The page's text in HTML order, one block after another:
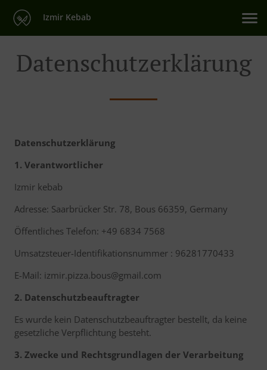
Izmir Kebab
Datenschutzerklärung
Datenschutzerklärung
1. Verantwortlicher
Izmir kebab
Adresse: Saarbrücker Str. 78, Bous 66359, Germany
Öffentliches Telefon: +49 6834 7568
Umsatzsteuer-Identifikationsnummer : 96281770433
E-Mail: izmir.pizza.bous@gmail.com
2. Datenschutzbeauftragter
Es wurde kein Datenschutzbeauftragter bestellt, da keine
gesetzliche Verpflichtung besteht.
3. Zwecke und Rechtsgrundlagen der Verarbeitung